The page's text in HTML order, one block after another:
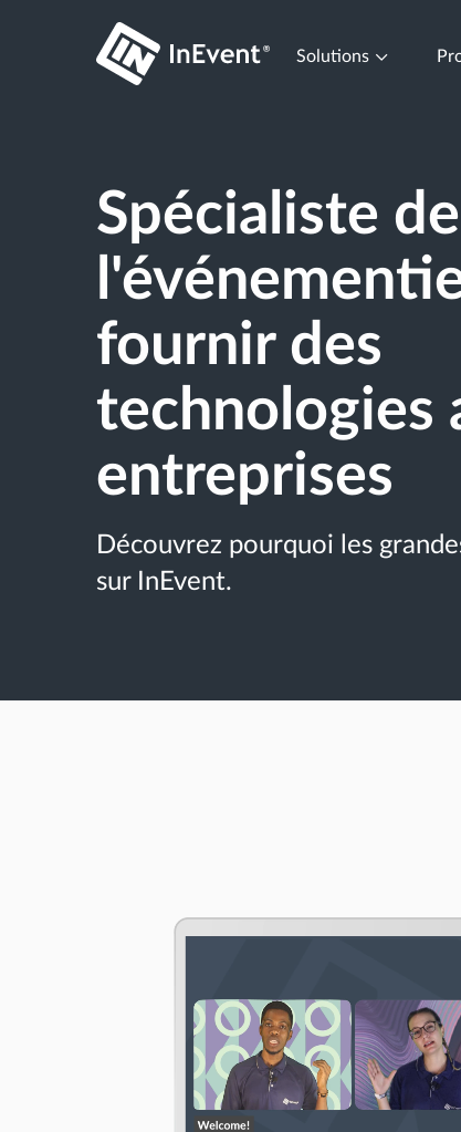
Solutions
Spécialiste de
fournir des
technologies
entreprises
Découvrez pourquoi les
sur InEvent.